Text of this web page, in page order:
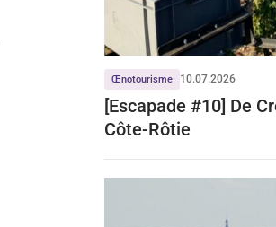
Œnotourisme 10.07.2026
[Escapade #10] De
Côte-Rôtie